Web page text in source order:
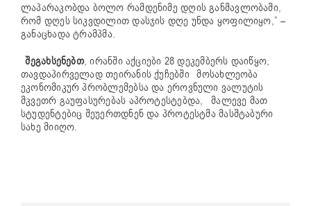
ლაპარაკობდა ბოლო რამდენიმე დღის განმავლობაში,
რომ დღეს სიკვდილით დასჯის დღე უნდა ყოფილიყო,” –
განაცხადა ტრამპმა.
შეგახსენებთ, ირანში აქციები 28 დეკემბერს დაიწყო,
თავდაპირველად თეირანის ქუჩებში მოსახლეობა
ეკონომიკურ პრობლემებსა და ეროვნული ვალუტის
მკვეთრ გაუფასურებას აპროტესტებდა,მალევე მათ
სტუდენტებიც შეუერთდნენ და პროტესტმა მასშტაბური
სახე მიიღო.